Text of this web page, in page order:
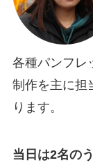
各種パンフレ
制作を主に担
ります。
当日は2名の